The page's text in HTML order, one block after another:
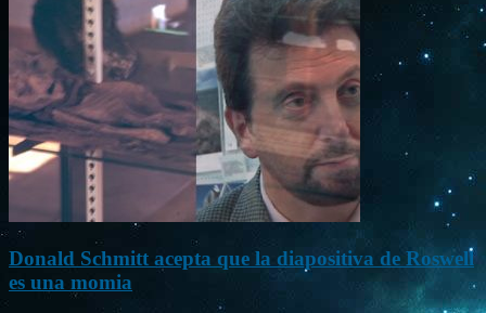
Donald Schmitt acepta que la diapositiva de Roswell
es una momia